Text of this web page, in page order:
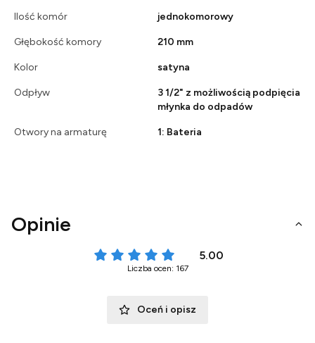
Ilość komór jednokomorowy
Głębokość komory 210 mm
Kolor satyna
Odpływ
3 1/2" z możliwością podpięcia
młynka do odpadów
Otwory na armaturę 1: Bateria
Opinie
5.00
Liczba ocen: 167
Oceń i opisz